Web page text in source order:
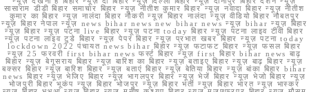
सासाराम डीडी बिहार समाचार बिहार न्यूज़ नीतीश कुमार बिहार न्यूज़ नवादा बिहार न्यूज़ नीतीश
कुमार का बिहार न्यूज़ नालंदा बिहार नौकरी न्यूज़ बिहार नालंदा न्यूज़ वीडियो बिहार नौबतपुर
न्यूज़ बिहार नेपाल न्यूज़ news bihar news new bihar news न्यूज़ bihar न्यूज़ बिहार
न्यूज़ बिहार न्यूज़ पटना live बिहार न्यूज़ पटना today बिहार न्यूज़ पटना लाइव टीवी बिहार
न्यूज़ पटना लाइव टुडे बिहार न्यूज़ पेपर बिहार न्यूज़ प्रभात खबर बिहार न्यूज़ पटना today
lockdown 2022 पंचायत news bihar बिहार न्यूज़ फटाफट बिहार न्यूज़ फसल बिहार
न्यूज़ 25 फरवरी first bihar news फर्स्ट बिहार न्यूज़ first बिहार bihar news बाढ़
बिहार न्यूज़ बेगूसराय बिहार न्यूज़ बारिश का बिहार न्यूज़ बताइए बिहार न्यूज़ बाढ़ बिहार न्यूज़
बक्सर बिहार न्यूज़ बारिश बिहार न्यूज़ बताएं बिहार न्यूज़ बेतिया बिहार न्यूज़ बांका बिहार bihar
news बिहार न्यूज़ भेजिए बिहार न्यूज़ भागलपुर बिहार न्यूज़ भेजें बिहार न्यूज़ भेजो बिहार न्यूज़
भोजपुरी बिहार भूकंप न्यूज़ बिहार भोजपुर न्यूज़ बिहार भर्ती न्यूज़ बिहार भारत न्यूज़ भास्कर